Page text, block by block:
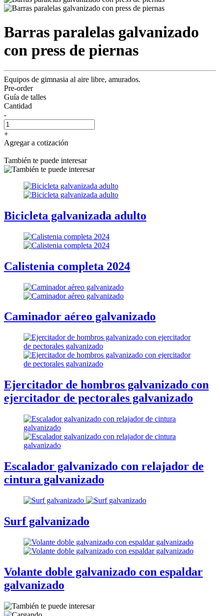
Barras paralelas galvanizado
con press de piernas
Equipos de gimnasia al aire libre, amurados.
Pre-order
Guía de talles
Cantidad
-
+
Agregar a cotización
También te puede interesar
Bicicleta galvanizada adulto
Calistenia completa 2024
Caminador aéreo galvanizado
Ejercitador de hombros galvanizado con
ejercitador de pectorales galvanizado
Escalador galvanizado con relajador de
cintura galvanizado
Surf galvanizado
Volante doble galvanizado con espaldar
galvanizado